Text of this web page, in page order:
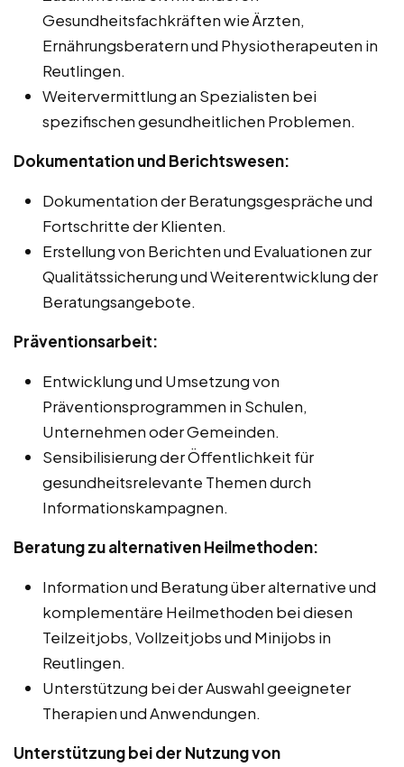
Gesundheitsfachkräften wie Ärzten,
Ernährungsberatern und Physiotherapeuten in
Reutlingen.
Weitervermittlung an Spezialisten bei
spezifischen gesundheitlichen Problemen.
Dokumentation und Berichtswesen:
Dokumentation der Beratungsgespräche und
Fortschritte der Klienten.
Erstellung von Berichten und Evaluationen zur
Qualitätssicherung und Weiterentwicklung der
Beratungsangebote.
Präventionsarbeit:
Entwicklung und Umsetzung von
Präventionsprogrammen in Schulen,
Unternehmen oder Gemeinden.
Sensibilisierung der Öffentlichkeit für
gesundheitsrelevante Themen durch
Informationskampagnen.
Beratung zu alternativen Heilmethoden:
Information und Beratung über alternative und
komplementäre Heilmethoden bei diesen
Teilzeitjobs, Vollzeitjobs und Minijobs in
Reutlingen.
Unterstützung bei der Auswahl geeigneter
Therapien und Anwendungen.
Unterstützung bei der Nutzung von